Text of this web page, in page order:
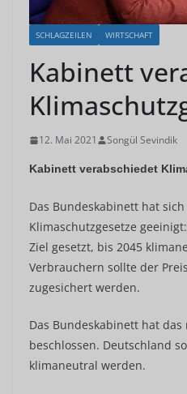
SCHLAGZEILEN WIRTSCHAFT
Kabinett
12. Mai 2021 Songül Sevindik
Kabinett verabschiedet
Das Bundeskabinett hat
Klimaschutzgesetze
Ziel gesetzt, bis 2045
Verbrauchern sollte der
zugesichert werden.
Das Bundeskabinett hat
beschlossen. Deutschland
klimaneutral werden.